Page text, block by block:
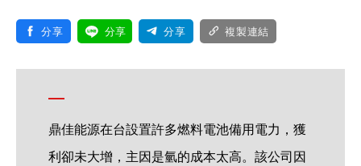
分享 分享 分享 複製連結
鼎佳能源在台設置許多燃料電池備用電力，獲
利卻未大增，主因是氫的成本太高。該公司因